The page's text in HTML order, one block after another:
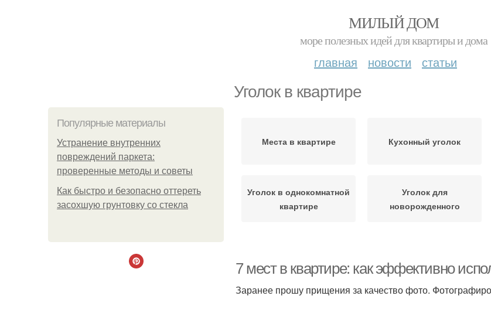
МИЛЫЙ ДОМ
море полезных идей для квартиры и дома
главная новости статьи
Уголок в квартире
Популярные материалы
Устранение внутренних
повреждений паркета:
проверенные методы и советы
Как быстро и безопасно оттереть
засохшую грунтовку со стекла
Места в квартире Кухонный уголок
Уголок в однокомнатной
квартире
Уголок для
новорожденного
квартира
7 мест в квартире: как эффективно
Заранее прошу прищения за качество фото.